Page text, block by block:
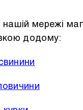
мережі
додому: